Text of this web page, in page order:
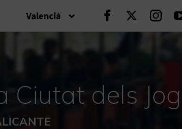
Valencià Seguir en
Seguir
Ciutat dels